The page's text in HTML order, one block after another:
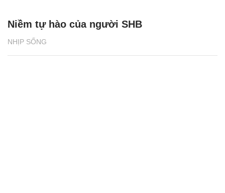
NHỊP SỐNG
Niềm tự hào của người SHB